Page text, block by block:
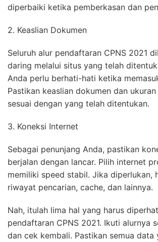
diperbaiki ketika pemberkasan dan
2. Keaslian Dokumen
Seluruh alur pendaftaran CPNS 2021
daring melalui situs yang telah
Anda perlu berhati-hati ketika
Pastikan keaslian dokumen dan
sesuai dengan yang telah ditentukan.
3. Koneksi Internet
Sebagai penunjang Anda, pastikan
berjalan dengan lancar. Pilih internet
memiliki speed stabil. Jika diperlukan,
riwayat pencarian, cache, dan lainnya.
Nah, itulah lima hal yang harus
pendaftaran CPNS 2021. Ikuti alurnya
dan cek kembali. Pastikan semua data